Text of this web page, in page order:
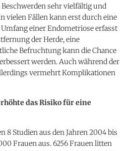
sehr vielfältig und
vielen Fällen kann erst durch eine
einer Endometriose erfasst
der Herde, eine
Befruchtung kann die Chance
werden. Auch während der
vermehrt Komplikationen
das Risiko für eine
8 Studien aus den Jahren 2004 bis
Frauen aus. 6256 Frauen litten